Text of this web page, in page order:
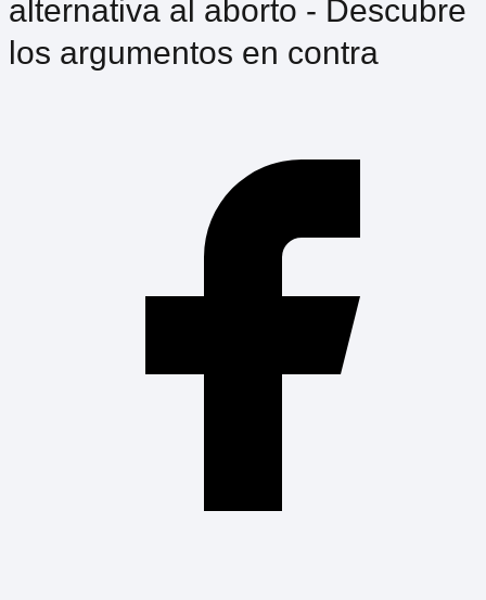
alternativa al aborto - Descubre
los argumentos en contra